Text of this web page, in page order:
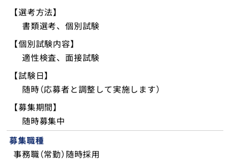
入院・面会
健診・人間ドック
訪問看護ステーションさくら
交通アクセス
採用情報
医療関係者の方へ
【選考方法】
書類選考、個別試験
【個別試験内容】
適性検査、面接試験
【試験日】
随時（応募者と調整して実施します）
【募集期間】
随時募集中
募集職種
事務職（常勤）随時採用